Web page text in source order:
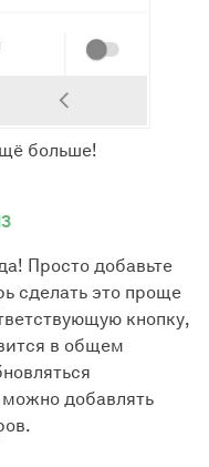
больше!
Просто добавьте
сделать это проще
кнопку,
в общем
добавлять